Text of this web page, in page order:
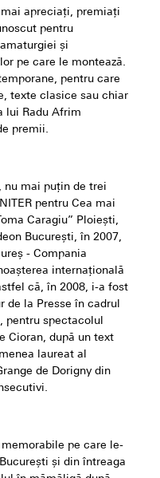
apreciați, premiați
pentru
și
pe care le montează.
pentru care
texte clasice sau chiar
lui Radu Afrim
premii.
nu mai puțin de trei
pentru Cea mai
Caragiu” Ploiești,
București, în 2007,
- Compania
internațională
că, în 2008, i-a fost
de la Presse în cadrul
pentru spectacolul
Cioran, după un text
laureat al
de Dorigny din
pe care le-
și din întreaga